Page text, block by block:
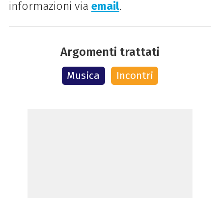
informazioni via email.
Argomenti trattati
Musica Incontri